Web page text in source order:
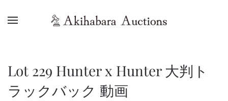
Lot 229 Hunter x Hunter 大判ト
ラックバック 動画